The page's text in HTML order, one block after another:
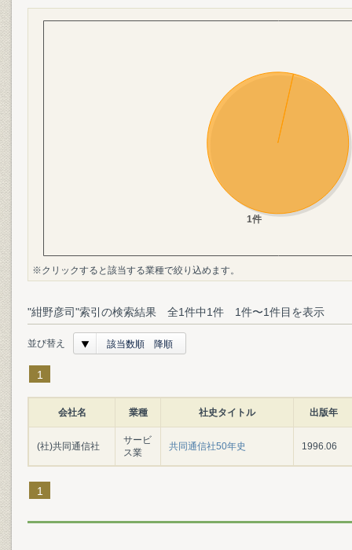
※クリックすると該当する業種で絞り込めます。
"紺野彦司"索引の検索結果 全1件中1件 1件〜1件目を表示
並び替え 該当数順 降順
1
会社名 業種 社史タイトル 出版年
(社)共同通信社
サービ
ス業
共同通信社50年史 1996.06
1